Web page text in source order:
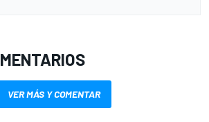
VER MÁS Y COMENTAR